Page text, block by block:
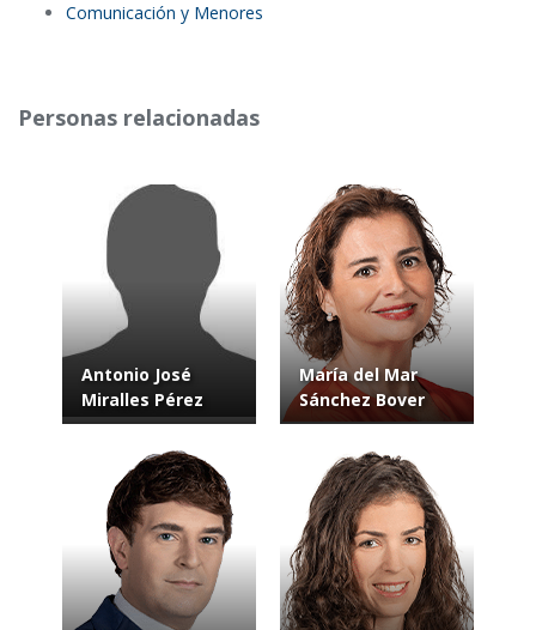
Comunicación y Menores
Personas relacionadas
Antonio José
Miralles Pérez
María del Mar
Sánchez Bover